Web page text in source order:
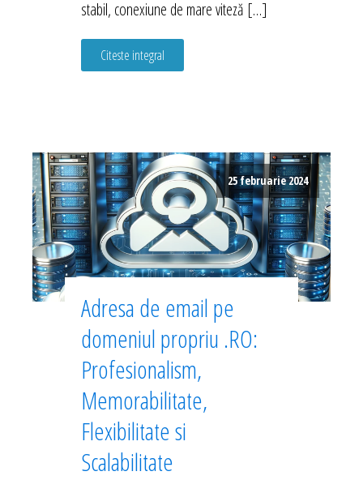
stabil, conexiune de mare viteză […]
Citeste integral
25 februarie 2024
Adresa de email pe
domeniul propriu .RO:
Profesionalism,
Memorabilitate,
Flexibilitate si
Scalabilitate